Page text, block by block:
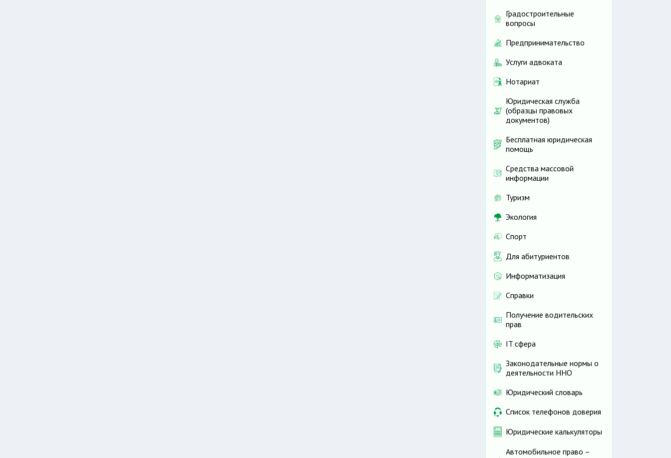
Градостроительные
вопросы
Предпринимательство
Услуги адвоката
Нотариат
Юридическая служба
(образцы правовых
документов)
Бесплатная юридическая
помощь
Средства массовой
информации
Туризм
Экология
Спорт
Для абитуриентов
Информатизация
Справки
Получение водительских
прав
IT сфера
Законодательные нормы о
деятельности ННО
Юридический словарь
Список телефонов доверия
Юридические калькуляторы
Автомобильное право –